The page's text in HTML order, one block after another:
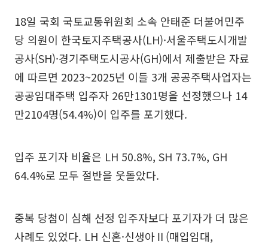
18일 국회 국토교통위원회 소속 안태준 더불어민주
당 의원이 한국토지주택공사(LH)·서울주택도시개발
공사(SH)·경기주택도시공사(GH)에서 제출받은 자료
에 따르면 2023~2025년 이들 3개 공공주택사업자는
공공임대주택 입주자 26만1301명을 선정했으나 14
만2104명(54.4%)이 입주를 포기했다.
입주 포기자 비율은 LH 50.8%, SH 73.7%, GH
64.4%로 모두 절반을 웃돌았다.
중복 당첨이 심해 선정 입주자보다 포기자가 더 많은
사례도 있었다. LH 신혼·신생아Ⅱ(매입임대,